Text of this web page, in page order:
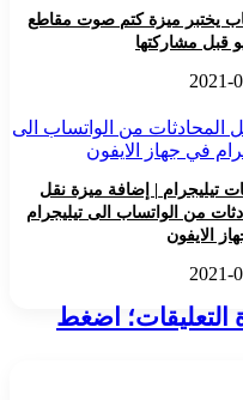
يختبر ميزة كتم صوت مقاطع
قبل مشاركتها
2021-
تيليجرام | إضافة ميزة نقل
من الواتساب الى تيليجرام
الايفون
2021-
التعليقات؛ اضغط